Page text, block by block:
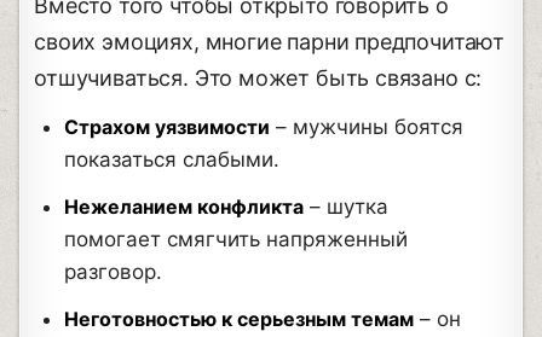
своих эмоциях, многие парни предпочитают
отшучиваться. Это может быть связано с:
Страхом уязвимости – мужчины боятся
показаться слабыми.
Нежеланием конфликта – шутка
помогает смягчить напряженный
разговор.
Неготовностью к серьезным темам – он